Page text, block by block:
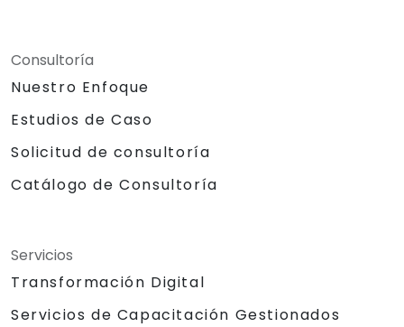
Consultoría
Nuestro Enfoque
Estudios de Caso
Solicitud de consultoría
Catálogo de Consultoría
Servicios
Transformación Digital
Servicios de Capacitación Gestionados